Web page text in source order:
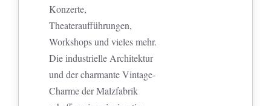
Konzerte,
Theateraufführungen,
Workshops und vieles mehr.
Die industrielle Architektur
und der charmante Vintage-
Charme der Malzfabrik